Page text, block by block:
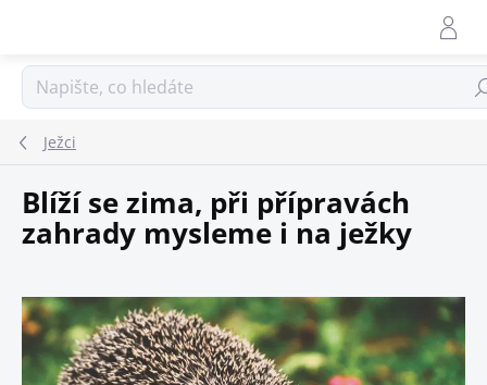
Ježci
Blíží se zima, při přípravách
zahrady mysleme i na ježky